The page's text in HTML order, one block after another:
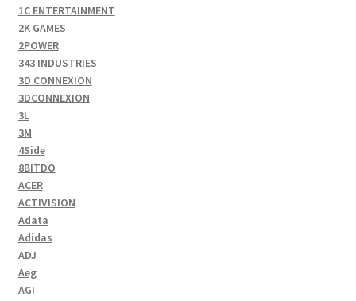
1C ENTERTAINMENT
2K GAMES
2POWER
343 INDUSTRIES
3D CONNEXION
3DCONNEXION
3L
3M
4Side
8BITDO
ACER
ACTIVISION
Adata
Adidas
ADJ
Aeg
AGI